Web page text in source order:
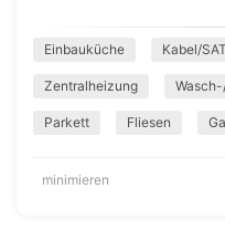
Einbauküche Kabel/
Zentralheizung
Parkett Fliesen
minimieren